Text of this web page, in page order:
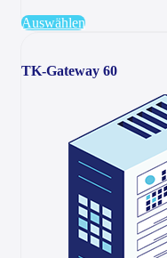
Auswählen
TK-Gateway 60